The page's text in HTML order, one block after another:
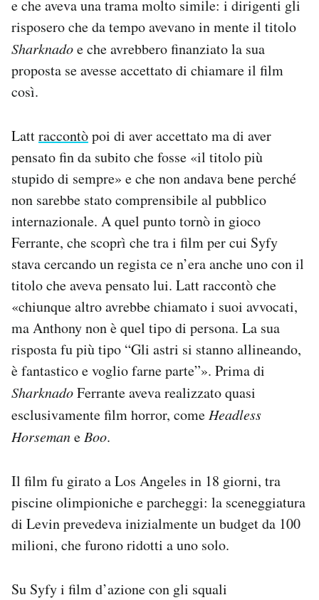
e che aveva una trama molto simile: i dirigenti gli
risposero che da tempo avevano in mente il titolo
Sharknadoe che avrebbero finanziato la sua
proposta se avesse accettato di chiamare il film
così.
Lattraccontòpoi di aver accettato ma di aver
pensato fin da subito che fosse «il titolo più
stupido di sempre» e che non andava bene perché
non sarebbe stato comprensibile al pubblico
internazionale. A quel punto tornò in gioco
Ferrante, che scoprì che tra i film per cui Syfy
stava cercando un regista ce n’era anche uno con il
titolo che aveva pensato lui. Latt raccontò che
«chiunque altro avrebbe chiamato i suoi avvocati,
ma Anthony non è quel tipo di persona. La sua
risposta fu più tipo “Gli astri si stanno allineando,
è fantastico e voglio farne parte”». Prima di
SharknadoFerrante aveva realizzato quasi
esclusivamente film horror, comeHeadless
HorsemaneBoo.
Il film fu girato a Los Angeles in 18 giorni, tra
piscine olimpioniche e parcheggi: la sceneggiatura
di Levin prevedeva inizialmente un budget da 100
milioni, che furono ridotti a uno solo.
Su Syfy i film d’azione con gli squali